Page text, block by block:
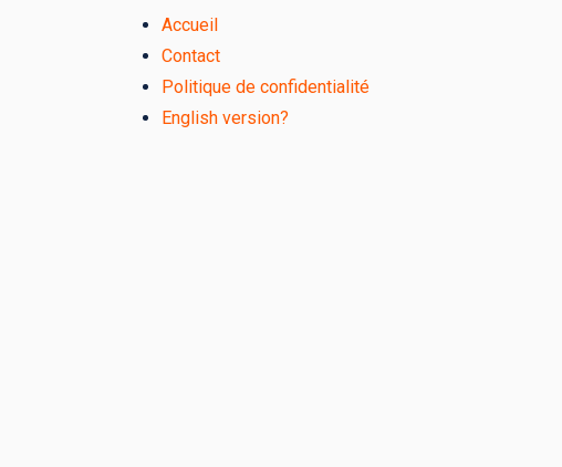
Accueil
Contact
Politique de confidentialité
English version?